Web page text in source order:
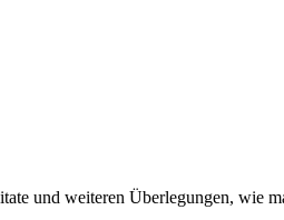
und weiteren Überlegungen, wie